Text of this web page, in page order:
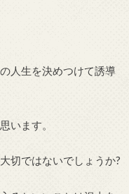
人生を決めつけて誘導
います。
切ではないでしょうか?